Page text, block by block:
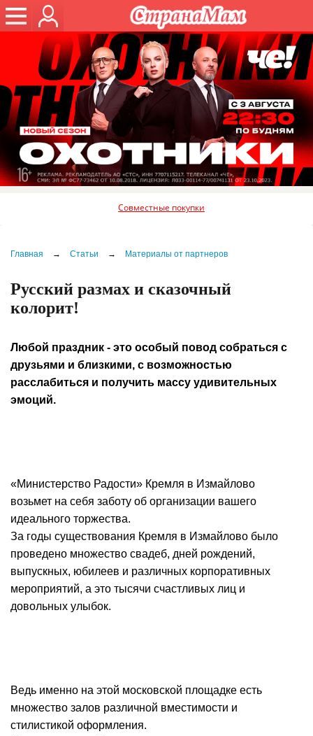
Совместные покупки
Главная → Статьи → Материалы от партнеров
Русский размах и сказочный
колорит!
Любой праздник - это особый повод собраться с
друзьями и близкими, с возможностью
расслабиться и получить массу удивительных
эмоций.
«Министерство Радости» Кремля в Измайлово
возьмет на себя заботу об организации вашего
идеального торжества.
За годы существования Кремля в Измайлово было
проведено множество свадеб, дней рождений,
выпускных, юбилеев и различных корпоративных
мероприятий, а это тысячи счастливых лиц и
довольных улыбок.
Ведь именно на этой московской площадке есть
множество залов различной вместимости и
стилистикой оформления.